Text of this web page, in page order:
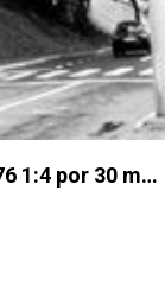
1:4 por 30